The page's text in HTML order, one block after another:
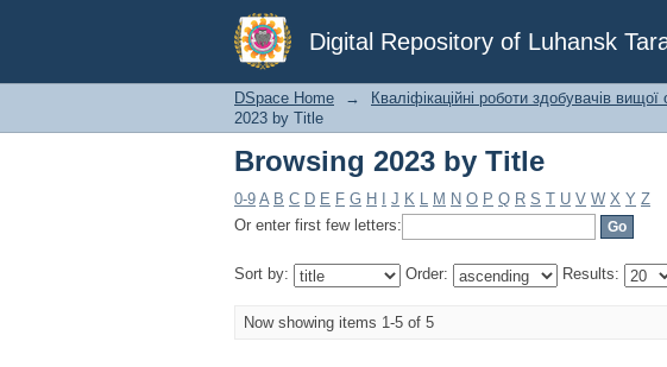
Digital Repository of Luhansk
Browsing 2023 by Title
DSpace Home → Кваліфікаційні роботи здобувачів вищої
2023 by Title
Browsing 2023 by Title
0-9 A B C D E F G H J K L M N O P Q R S T U V W X Y Z
Or enter first few letters:
Sort by: Order: Results:
Now showing items 1-5 of 5